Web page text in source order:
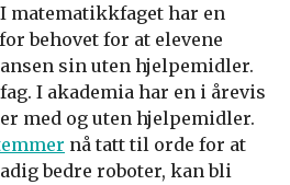
matematikkfaget har en
behovet for at elevene
sin uten hjelpemidler.
I akademia har en i årevis
med og uten hjelpemidler.
nå tatt til orde for at
bedre roboter, kan bli